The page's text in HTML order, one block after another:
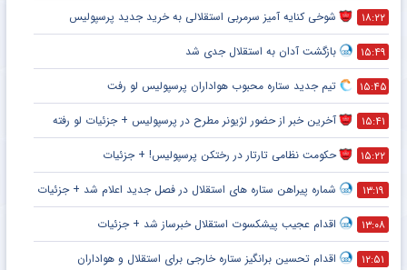
۱۸:۲۲ شوخی کنایه آمیز سرمربی استقلالی به خرید جدید پرسپولیس
۱۵:۴۹ بازگشت آدان به استقلال جدی شد
۱۵:۴۵ تیم جدید ستاره محبوب هواداران پرسپولیس لو رفت
۱۵:۴۱ آخرین خبر از حضور لژیونر مطرح در پرسپولیس + جزئیات لو رفته
۱۵:۲۲ حکومت نظامی تارتار در رختکن پرسپولیس! + جزئیات
۱۳:۱۹ شماره پیراهن ستاره های استقلال در فصل جدید اعلام شد + جزئیات
۱۳:۰۸ اقدام عجیب پیشکسوت استقلال خبرساز شد + جزئیات
۱۲:۵۱ اقدام تحسین برانگیز ستاره خارجی برای استقلال و هواداران